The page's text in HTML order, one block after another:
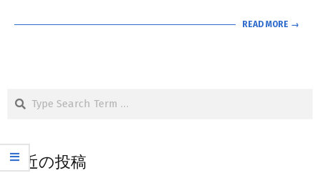
READ MORE →
Search
最近の投稿